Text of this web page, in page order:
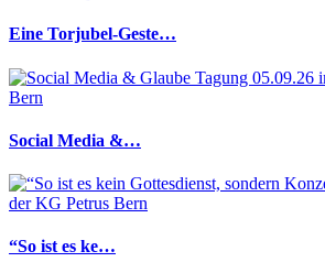
Eine Torjubel-Geste…
Social Media &…
“So ist es ke…